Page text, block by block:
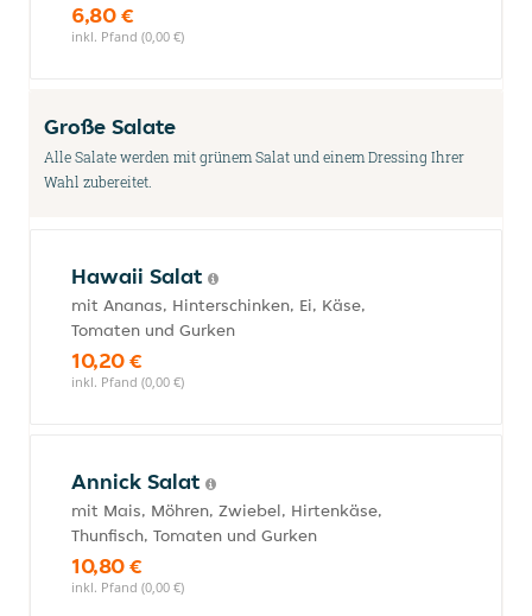
6,80 €
inkl. Pfand (0,00 €)
Große Salate
Alle Salate werden mit grünem Salat und einem Dressing Ihrer
Wahl zubereitet.
Hawaii Salat
mit Ananas, Hinterschinken, Ei, Käse,
Tomaten und Gurken
10,20 €
inkl. Pfand (0,00 €)
Annick Salat
mit Mais, Möhren, Zwiebel, Hirtenkäse,
Thunfisch, Tomaten und Gurken
10,80 €
inkl. Pfand (0,00 €)